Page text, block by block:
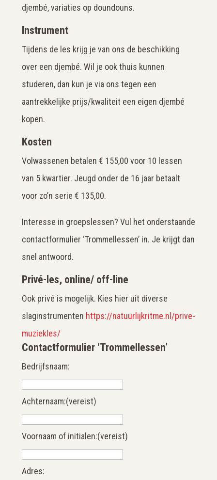
djembé, variaties op doundouns.
Instrument
Tijdens de les krijg je van ons de beschikking
over een djembé. Wil je ook thuis kunnen
studeren, dan kun je via ons tegen een
aantrekkelijke prijs/kwaliteit een eigen djembé
kopen.
Kosten
Volwassenen betalen € 155,00 voor 10 lessen
van 5 kwartier. Jeugd onder de 16 jaar betaalt
voor zo’n serie € 135,00.
Interesse in groepslessen? Vul het onderstaande
contactformulier ‘Trommellessen’ in. Je krijgt dan
snel antwoord.
Privé-les, online/ off-line
Ook privé is mogelijk. Kies hier uit diverse
slaginstrumenten https://natuurlijkritme.nl/prive-
muziekles/
Contactformulier ‘Trommellessen’
Bedrijfsnaam:
Achternaam:(vereist)
Voornaam of initialen:(vereist)
Adres: